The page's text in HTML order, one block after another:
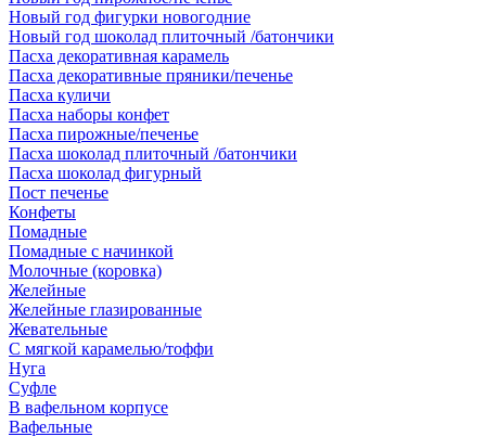
Новый год фигурки новогодние
Новый год шоколад плиточный /батончики
Пасха декоративная карамель
Пасха декоративные пряники/печенье
Пасха куличи
Пасха наборы конфет
Пасха пирожные/печенье
Пасха шоколад плиточный /батончики
Пасха шоколад фигурный
Пост печенье
Конфеты
Помадные
Помадные с начинкой
Молочные (коровка)
Желейные
Желейные глазированные
Жевательные
С мягкой карамелью/тоффи
Нуга
Суфле
В вафельном корпусе
Вафельные